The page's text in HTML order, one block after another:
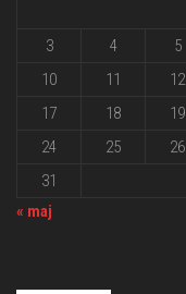
3
4 5
10
11 12
17
18 19
24
25 26
31
« maj